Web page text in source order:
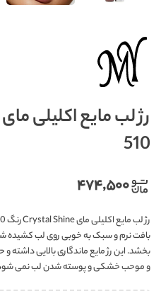
510
۴۷۴,۵۰۰
بافت نرم و سبک به خوبی روی لب کشیده
بخشد. این رژ مایع ماندگاری بالایی
و موحب خشکی و پوسته شدن لب نمی